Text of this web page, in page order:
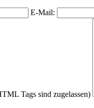
E-Mail:
Tags sind zugelassen)